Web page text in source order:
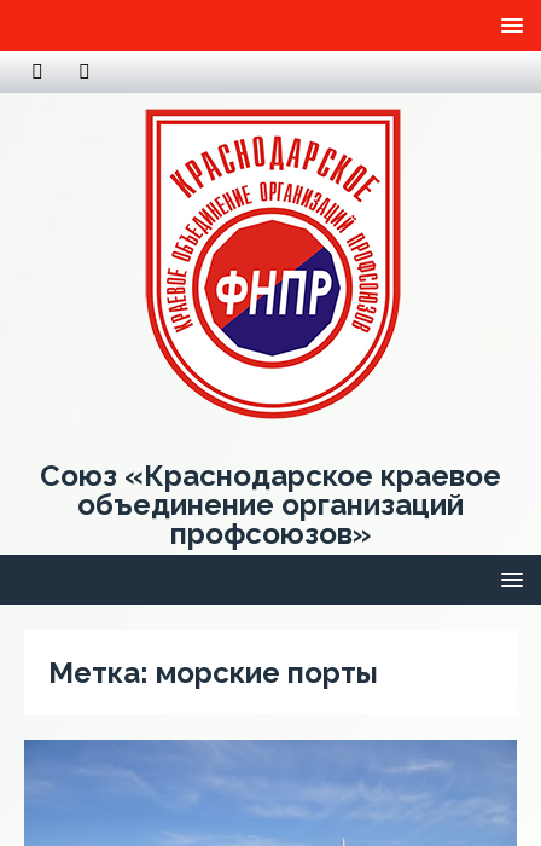
Союз «Краснодарское краевое
объединение организаций
профсоюзов»
Метка: морские порты